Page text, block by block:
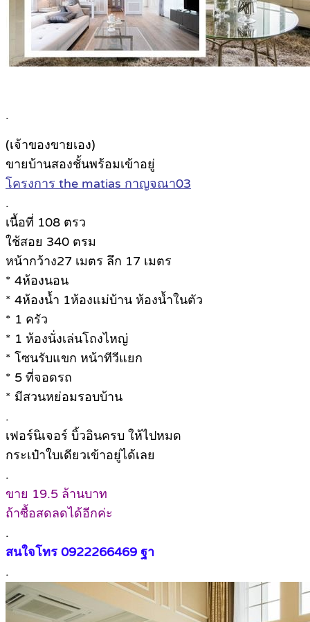
.
(เจ้าของขายเอง)
ขายบ้านสองชั้นพร้อมเข้าอยู่
โครงการ the matias กาญจณา03
.
เนื้อที่ 108 ตรว
ใช้สอย 340 ตรม
หน้ากว้าง27 เมตร ลึก 17 เมตร
* 4ห้องนอน
* 4ห้องน้ำ 1ห้องแม่บ้าน ห้องน้ำในตัว
* 1 ครัว
* 1 ห้องนั่งเล่นโถงไหญ่
* โซนรับแขก หน้าทีวีแยก
* 5 ที่จอดรถ
* มีสวนหย่อมรอบบ้าน
.
เฟอร์นิเจอร์ บิ้วอินครบ ให้ไปหมด
กระเป๋าใบเดียวเข้าอยู่ได้เลย
.
ขาย 19.5 ล้านบาท
ถ้าซื้อสดลดได้อีกค่ะ
.
สนใจโทร 0922266469 ฐา
.